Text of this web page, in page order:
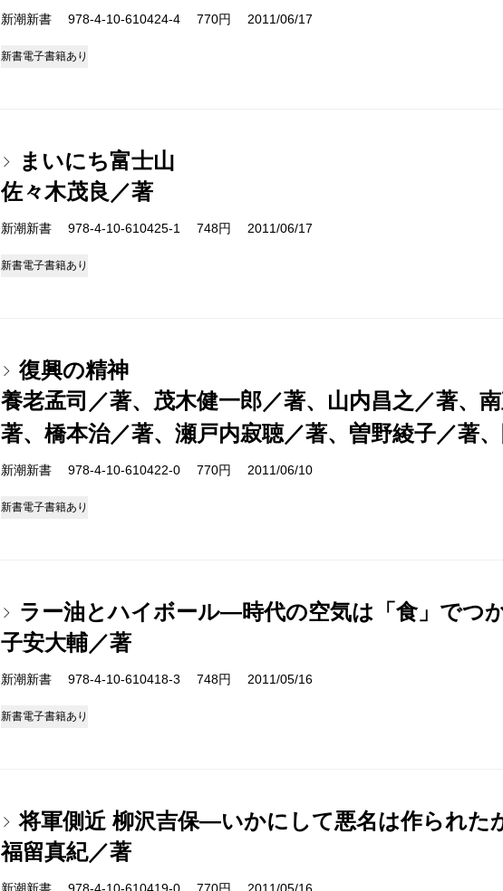
新潮新書 978-4-10-610424-4 770円 2011/06/17
新書電子書籍あり
まいにち富士山
佐々木茂良／著
新潮新書 978-4-10-610425-1 748円 2011/06/17
新書電子書籍あり
復興の精神
養老孟司／著、茂木健一郎／著、山内昌之／著、
著、橋本治／著、瀬戸内寂聴／著、曽野綾子／著
新潮新書 978-4-10-610422-0 770円 2011/06/10
新書電子書籍あり
ラー油とハイボール―時代の空気は「食」でつ
子安大輔／著
新潮新書 978-4-10-610418-3 748円 2011/05/16
新書電子書籍あり
将軍側近 柳沢吉保―いかにして悪名は作られ
福留真紀／著